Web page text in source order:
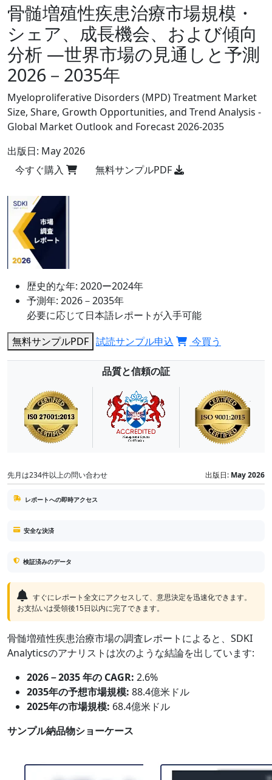
骨髄増殖性疾患治療市場規模・
シェア、成長機会、および傾向
分析 ―世界市場の見通しと予測
2026－2035年
Myeloproliferative Disorders (MPD) Treatment Market
Size, Share, Growth Opportunities, and Trend Analysis -
Global Market Outlook and Forecast 2026-2035
出版日: May 2026
今すぐ購入
無料サンプルPDF
歴史的な年: 2020ー2024年
予測年: 2026－2035年
必要に応じて日本語レポートが入手可能
無料サンプルPDF 試読サンプル申込 今買う
品質と信頼の証
先月は234件以上の問い合わせ 出版日: May 2026
レポートへの即時アクセス
安全な決済
検証済みのデータ
すぐにレポート全文にアクセスして、意思決定を迅速化できます。
お支払いは受領後15日以内に完了できます。
骨髄増殖性疾患治療市場の調査レポートによると、SDKI
Analyticsのアナリストは次のような結論を出しています:
2026－2035 年の CAGR: 2.6%
2035年の予想市場規模: 88.4億米ドル
2025年の市場規模: 68.4億米ドル
サンプル納品物ショーケース